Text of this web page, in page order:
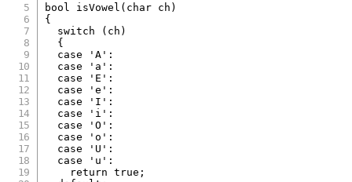
bool
isVowel ( char ch )
{
switch
( ch )
{
case
'A' :
case
'a' :
case
'E' :
case
'e' :
case
'I' :
case
'i' :
case
'O' :
case
'o' :
case
'U' :
case
'u' :
return
true ;